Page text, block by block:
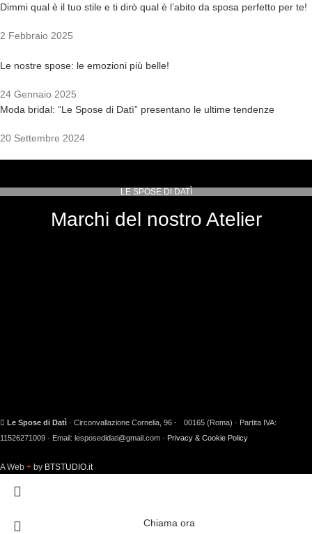
Dimmi qual è il tuo stile e ti dirò qual è l’abito da sposa perfetto per te!
2 Febbraio 2025
Le nostre spose: le emozioni più belle!
24 Gennaio 2025
Moda bridal: “Le Spose di Datì” presentano le ultime tendenze
20 Settembre 2024
LE SPOSE DI DATÌ
Marchi del nostro Atelier
Le Spose di Datì · Circonvallazione Cornelia, 96 - 00165 (Roma) · Partita IVA:
11526271009 · Email: lesposedidati@gmail.com · Privacy & Cookie Policy
A Web by BTSTUDIO.it
Chiama ora